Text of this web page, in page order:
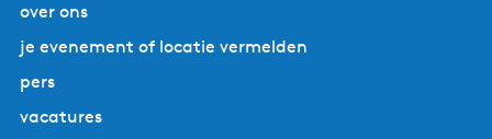
over ons
je evenement of locatie vermelden
pers
vacatures